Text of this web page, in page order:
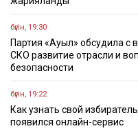
бүгін, 19:30
Партия «Ауыл» обсудила с
СКО развитие отрасли и
безопасности
бүгін, 19:22
Как узнать свой
появился онлайн-сервис